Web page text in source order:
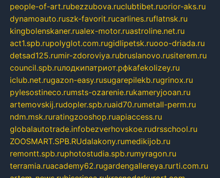
people-of-art.rubezzubova.ruclubtibet.ruorior-aks.ru
dynamoauto.ruszk-favorit.rucarlines.ruflatnsk.ru
kingbolenskaner.rualex-motor.ruastroline.net.ru
act1.spb.rupolyglot.com.rugidlipetsk.ruooo-driada.ru
detsad125.rumir-zdoroviya.rubruslanovo.rusiterem.ru
council.spb.ruлодкипатриот.рфkafekolizey.ru
iclub.net.rugazon-easy.rusugarepilekb.rugrinox.ru
pylesostineco.rumsts-ozarenie.rukameryjooan.ru
artemovskij.rudopler.spb.ruaid70.rumetall-perm.ru
ndm.msk.ruratingzooshop.ruapiaccess.ru
globalautotrade.infobezverhovskoe.rudrsschool.ru
ZOOSMART.SPB.RUdalakony.rumedikijob.ru
remontt.spb.ruphotostudia.spb.rumyragon.ru
terramia.ruacademy62.rugardengallereya.rurti.com.ru